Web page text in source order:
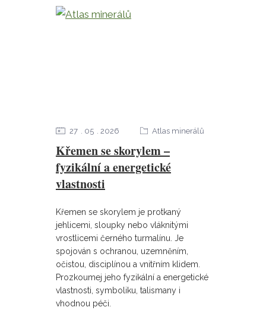
Křemen se skorylem –
fyzikální a energetické
vlastnosti
27 05 2026 Atlas minerálů
Křemen se skorylem je protkaný
jehlicemi, sloupky nebo vláknitými
vrostlicemi černého turmalínu. Je
spojován s ochranou, uzemněním,
očistou, disciplínou a vnitřním klidem.
Prozkoumej jeho fyzikální a energetické
vlastnosti, symboliku, talismany i
vhodnou péči.